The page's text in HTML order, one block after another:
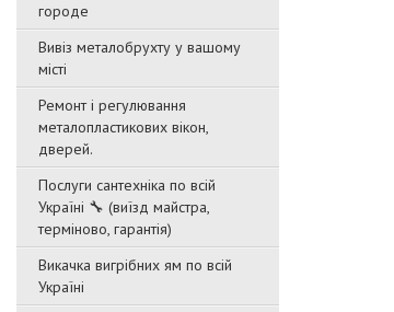
городе
Вивіз металобрухту у вашому
місті
Ремонт і регулювання
металопластикових вікон,
дверей.
Послуги сантехніка по всій
Україні 🔧 (виїзд майстра,
терміново, гарантія)
Викачка вигрібних ям по всій
Україні